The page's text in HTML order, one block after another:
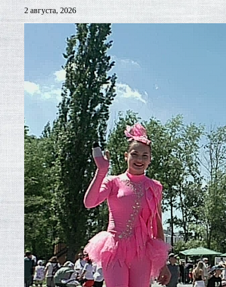
2 августа, 2026